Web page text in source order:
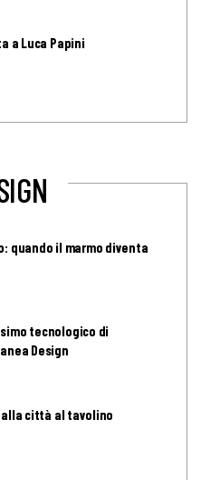
a Luca Papini
quando il marmo diventa
tecnologico di
Design
città al tavolino